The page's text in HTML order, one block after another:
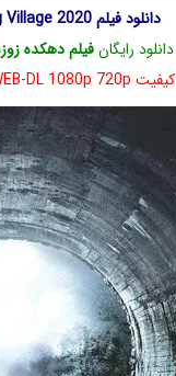
دانلود فیلم Howling Village 2020 با لینک مستقیم
دانلود رایگانفیلم دهکده
کیفیت WEB-DL 1080p 720p زیرنویس فارسی چسبیده